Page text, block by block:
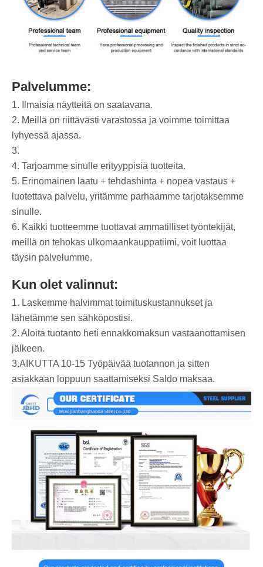
Palvelumme:
1. Ilmaisia näytteitä on saatavana.
2. Meillä on riittävästi varastossa ja voimme toimittaa
lyhyessä ajassa.
3.
4. Tarjoamme sinulle erityyppisiä tuotteita.
5. Erinomainen laatu + tehdashinta + nopea vastaus +
luotettava palvelu, yritämme parhaamme tarjotaksemme
sinulle.
6. Kaikki tuotteemme tuottavat ammatilliset työntekijät,
meillä on tehokas ulkomaankauppatiimi, voit luottaa
täysin palvelumme.
Kun olet valinnut:
1. Laskemme halvimmat toimituskustannukset ja
lähetämme sen sähköpostisi.
2. Aloita tuotanto heti ennakkomaksun vastaanottamisen
jälkeen.
3.AIKUTTA 10-15 Työpäivää tuotannon ja sitten
asiakkaan loppuun saattamiseksi Saldo maksaa.